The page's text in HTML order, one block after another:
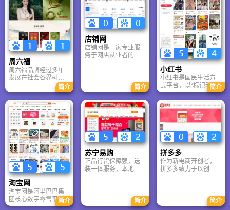
周六福
周六福品牌经过多年
发展在社会各界树立
了良好的口碑，获得
了 “中国 500 最具价值
品牌”、“中国改革开放
40 周年珠宝行业先锋
奖”、“中华珠宝名
店”、“广东省名牌产
品”等荣誉。
简介
店铺网
店铺网是一家专业服
务于网店从业者的电
简介
小红书
小红书是国民生活方
式平台，以“标记我的
生活”为口号，覆盖时
尚、美妆、旅行、美
食、家居等全领域内
容。作为年轻人的生
活搜索引擎，用户可
通过图文、短视频获
取旅游攻略、美妆测
评、美食探店等实用
解决方案。平台提供
创作中心与商业合作
服务，打通“种草-购
氛围，打造从生活灵
感获取到消费决策的
简介
淘宝网
淘宝网是阿里巴巴集
团核心数字零售平
台，2025年交易额突
简介
苏宁易购
正品行货保障强，送
装一体服务，本地化
三张基础网络的资源
优势，末端服务覆盖
简介
拼多多
作为新电商开创者，
拼多多致力于以创新
简介